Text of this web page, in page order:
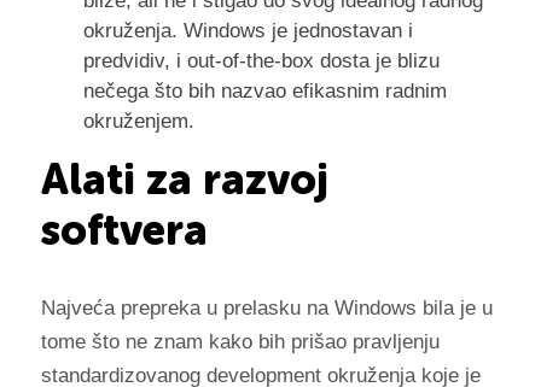
okruženja. Windows je jednostavan i
predvidiv, i out-of-the-box dosta je blizu
nečega što bih nazvao efikasnim radnim
okruženjem.
Alati za razvoj
softvera
Najveća prepreka u prelasku na Windows bila je u
tome što ne znam kako bih prišao pravljenju
standardizovanog development okruženja koje je